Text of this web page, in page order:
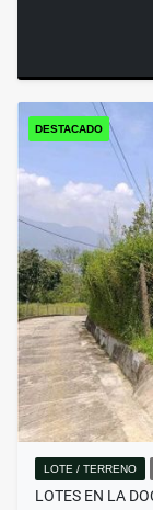
DESTACADO
LOTE / TERRENO
LOTES EN LA